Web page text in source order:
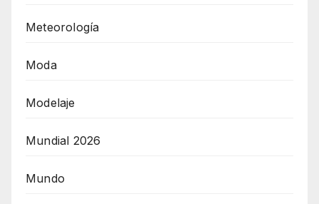
Meteorología
Moda
Modelaje
Mundial 2026
Mundo